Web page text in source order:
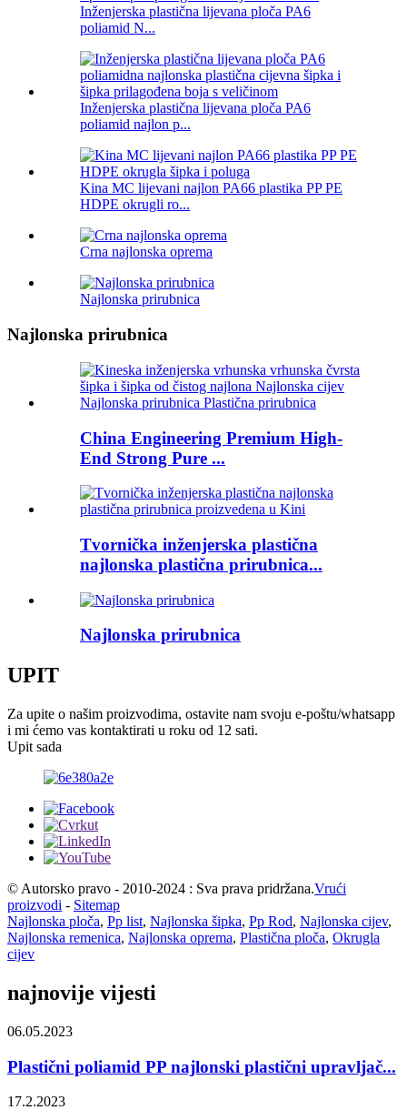
Inženjerska plastična lijevana ploča PA6
poliamid N...
Inženjerska plastična lijevana ploča PA6
poliamid najlon p...
Kina MC lijevani najlon PA66 plastika PP PE
HDPE okrugli ro...
Crna najlonska oprema
Najlonska prirubnica
Najlonska prirubnica
China Engineering Premium High-
End Strong Pure ...
Tvornička inženjerska plastična
najlonska plastična prirubnica...
Najlonska prirubnica
UPIT
Za upite o našim proizvodima, ostavite nam svoju e-poštu/whatsapp
i mi ćemo vas kontaktirati u roku od 12 sati.
Upit sada
© Autorsko pravo - 2010-2024 : Sva prava pridržana.Vrući
proizvodi - Sitemap
Najlonska ploča, Pp list, Najlonska šipka, Pp Rod, Najlonska cijev,
Najlonska remenica, Najlonska oprema, Plastična ploča, Okrugla
cijev
najnovije vijesti
06.05.2023
Plastični poliamid PP najlonski plastični upravljač...
17.2.2023